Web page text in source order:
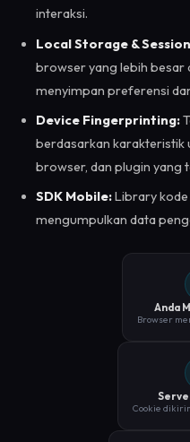
interaksi.
Local Storage &
browser yang lebih besar
menyimpan preferensi
Device Fingerprinting:
berdasarkan karakteristik
browser, dan plugin yang
SDK Mobile:Library
mengumpulkan data
Anda
Browser
Cookie